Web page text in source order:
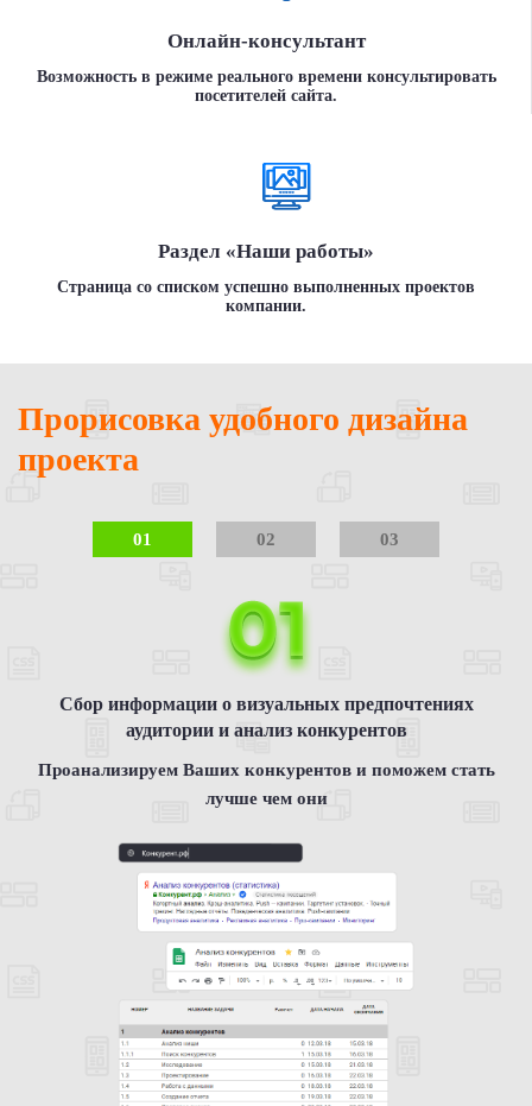
Онлайн-консультант
Возможность в режиме реального времени консультировать
посетителей сайта.
Раздел «Наши работы»
Страница со списком успешно выполненных проектов
компании.
Прорисовка удобного дизайна
проекта
01 02 03
Сбор информации о визуальных предпочтениях
аудитории и анализ конкурентов
Проанализируем Ваших конкурентов и поможем стать
лучше чем они